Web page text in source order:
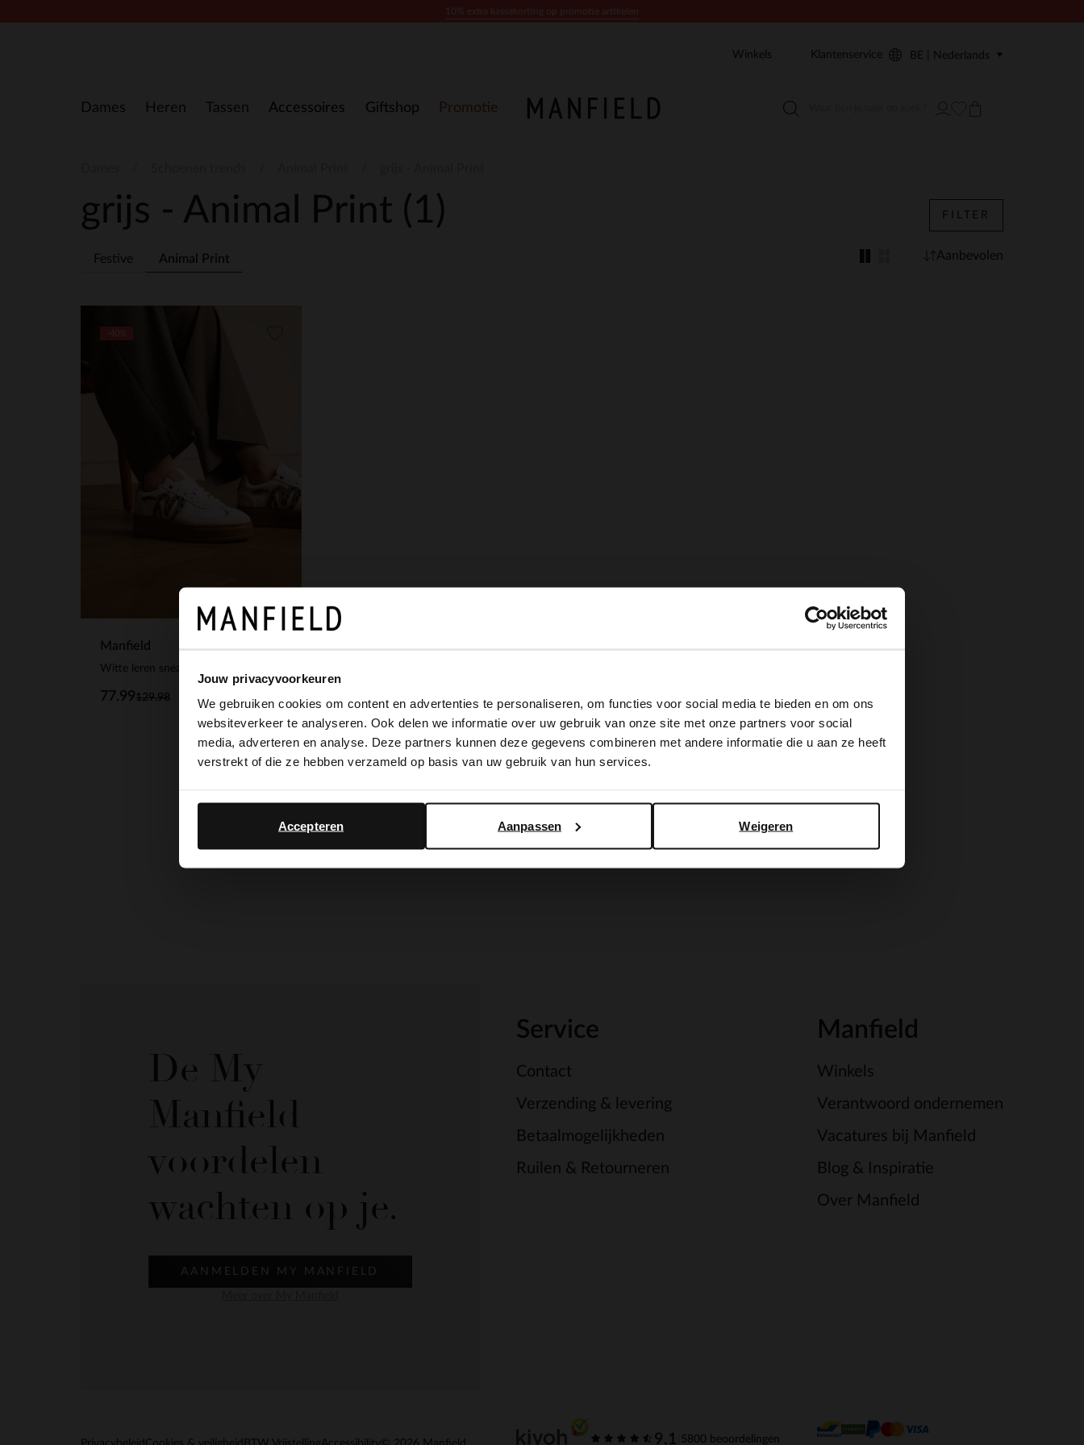
Jouw privacyvoorkeuren
We gebruiken cookies om content en advertenties te personaliseren, om functies voor social media te bieden en om ons
websiteverkeer te analyseren. Ook delen we informatie over uw gebruik van onze site met onze partners voor social
media, adverteren en analyse. Deze partners kunnen deze gegevens combineren met andere informatie die u aan ze heeft
verstrekt of die ze hebben verzameld op basis van uw gebruik van hun services.
Weigeren
Aanpassen
Accepteren
Dames Heren Tassen Accessoires Giftshop Promotie
Winkels Klantenservice BE | Nederlands
grijs - Animal Print (1)
Festive Animal Print
FILTER
Aanbevolen
Manfield
129.98
77.99
De My
Manfield
voordelen
wachten op je.
AANMELDEN MY MANFIELD
Service
Contact
Verzending & levering
Betaalmogelijkheden
Ruilen & Retourneren
Manfield
Winkels
Verantwoord ondernemen
Vacatures bij Manfield
Blog & Inspiratie
Over Manfield
9.1 5800 beoordelingen
×
It looks like your language isn't Dutch. Would you like to